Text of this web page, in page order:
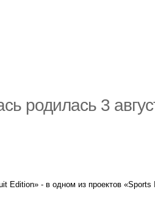
родилась 3
Edition» - в одном из проектов «Sports